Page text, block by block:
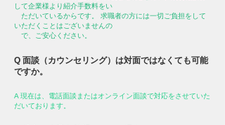
して企業様より紹介手数料をい
ただいているからです。 求職者の方には一切ご負担をして
いただくことはございませんの
で、ご安心ください。
Q 面談（カウンセリング）は対面ではなくても可能
ですか。
A 現在は、電話面談またはオンライン面談で対応をさせていた
だいております。